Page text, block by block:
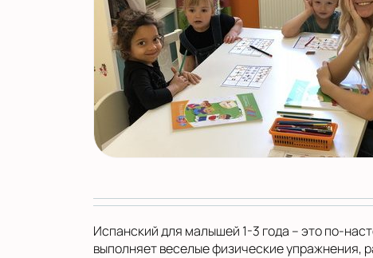
Испанский для малышей 1-3 года – это по-
выполняет веселые физические упражнения,